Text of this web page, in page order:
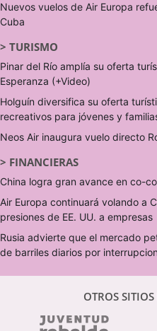
Nuevos vuelos de Air Europa
Cuba
> TURISMO
Pinar del Río amplía su oferta
Esperanza (+Video)
Holguín diversifica su oferta
recreativos para jóvenes y
Neos Air inaugura vuelo directo
> FINANCIERAS
China logra gran avance en co-
Air Europa continuará volando a
presiones de EE. UU. a empresas
Rusia advierte que el mercado
de barriles diarios por
OTROS